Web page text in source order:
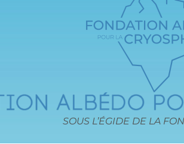
SOUS L’ÉGIDE DE LA